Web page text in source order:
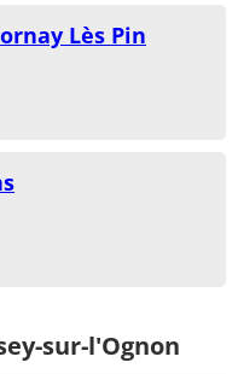
Lès Pin
sur-l'Ognon